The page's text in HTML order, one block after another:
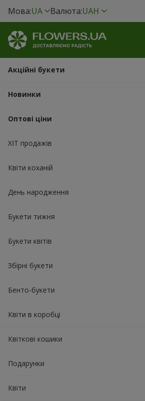
Мова:UA Валюта:UAH
Акційні букети
Новинки
Оптові ціни
ХІТ продажів
Квіти коханій
День народження
Букети тижня
Букети квітів
Збірні букети
Бенто-букети
Квіти в коробці
Квіткові кошики
Подарунки
Квіти